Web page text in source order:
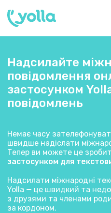
Надсилайте
повідомлення
застосунком
повідомлень
Немає часу
швидше надіслати
Тепер ви можете це
застосунком для
Надсилати міжнародні
Yolla — це швидкий та
з друзями та членами
за кордоном.